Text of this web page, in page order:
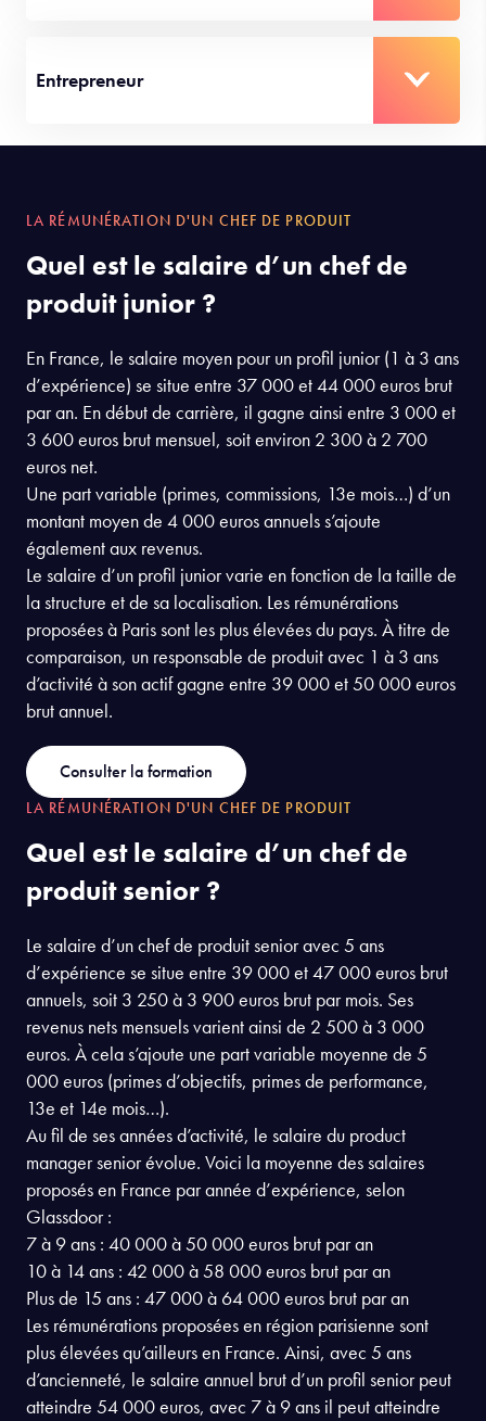
Entrepreneur
LA RÉMUNÉRATION D'UN CHEF DE PRODUIT
Quel est le salaire d’un chef de
produit junior ?
En France, le salaire moyen pour un profil junior (1 à 3 ans
d’expérience) se situe entre 37 000 et 44 000 euros brut
par an. En début de carrière, il gagne ainsi entre 3 000 et
3 600 euros brut mensuel, soit environ 2 300 à 2 700
euros net.
Une part variable (primes, commissions, 13e mois…) d’un
montant moyen de 4 000 euros annuels s’ajoute
également aux revenus.
Le salaire d’un profil junior varie en fonction de la taille de
proposées à Paris sont les plus élevées du pays. À titre de
comparaison, un responsable de produit avec 1 à 3 ans
d’activité à son actif gagne entre 39 000 et 50 000 euros
brut annuel.
Consulter la formation
LA RÉMUNÉRATION D'UN CHEF DE PRODUIT
Quel est le salaire d’un chef de
produit senior ?
Le salaire d’un chef de produit senior avec 5 ans
d’expérience se situe entre 39 000 et 47 000 euros brut
annuels, soit 3 250 à 3 900 euros brut par mois. Ses
revenus nets mensuels varient ainsi de 2 500 à 3 000
euros. À cela s’ajoute une part variable moyenne de 5
000 euros (primes d’objectifs, primes de performance,
13e et 14e mois…).
Au fil de ses années d’activité, le salaire du product
manager senior évolue. Voici la moyenne des salaires
proposés en France par année d’expérience, selon
Glassdoor :
7 à 9 ans : 40 000 à 50 000 euros brut par an
10 à 14 ans : 42 000 à 58 000 euros brut par an